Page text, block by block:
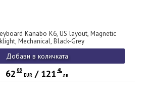
Kanabo K6, US layout, Magnetic
Mechanical, Black-Grey
Добави в количката
62 08
EUR / 121 41
лв